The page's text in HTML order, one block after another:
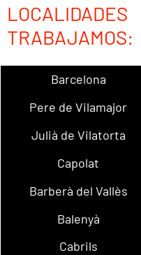
TRABAJAMOS:
Barcelona
Pere de Vilamajor
Julià de Vilatorta
Capolat
Barberà del Vallès
Balenyà
Cabrils